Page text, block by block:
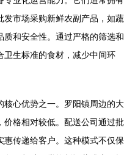
发市场采购新鲜农副产品，如蔬
和安全性。通过严格的筛选和
卫生标准的食材，减少中间环
心优势之一。罗阳镇周边的大
格相对较低。配送公司通过批
传递给客户。这种模式不仅保